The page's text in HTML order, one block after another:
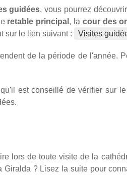
guidées, vous pourrez
retable principal , la cour des
sur le lien suivant :
Visites
de la période de l'année.
est conseillé de vérifier sur
lors de toute visite de la
? Lisez la suite pour